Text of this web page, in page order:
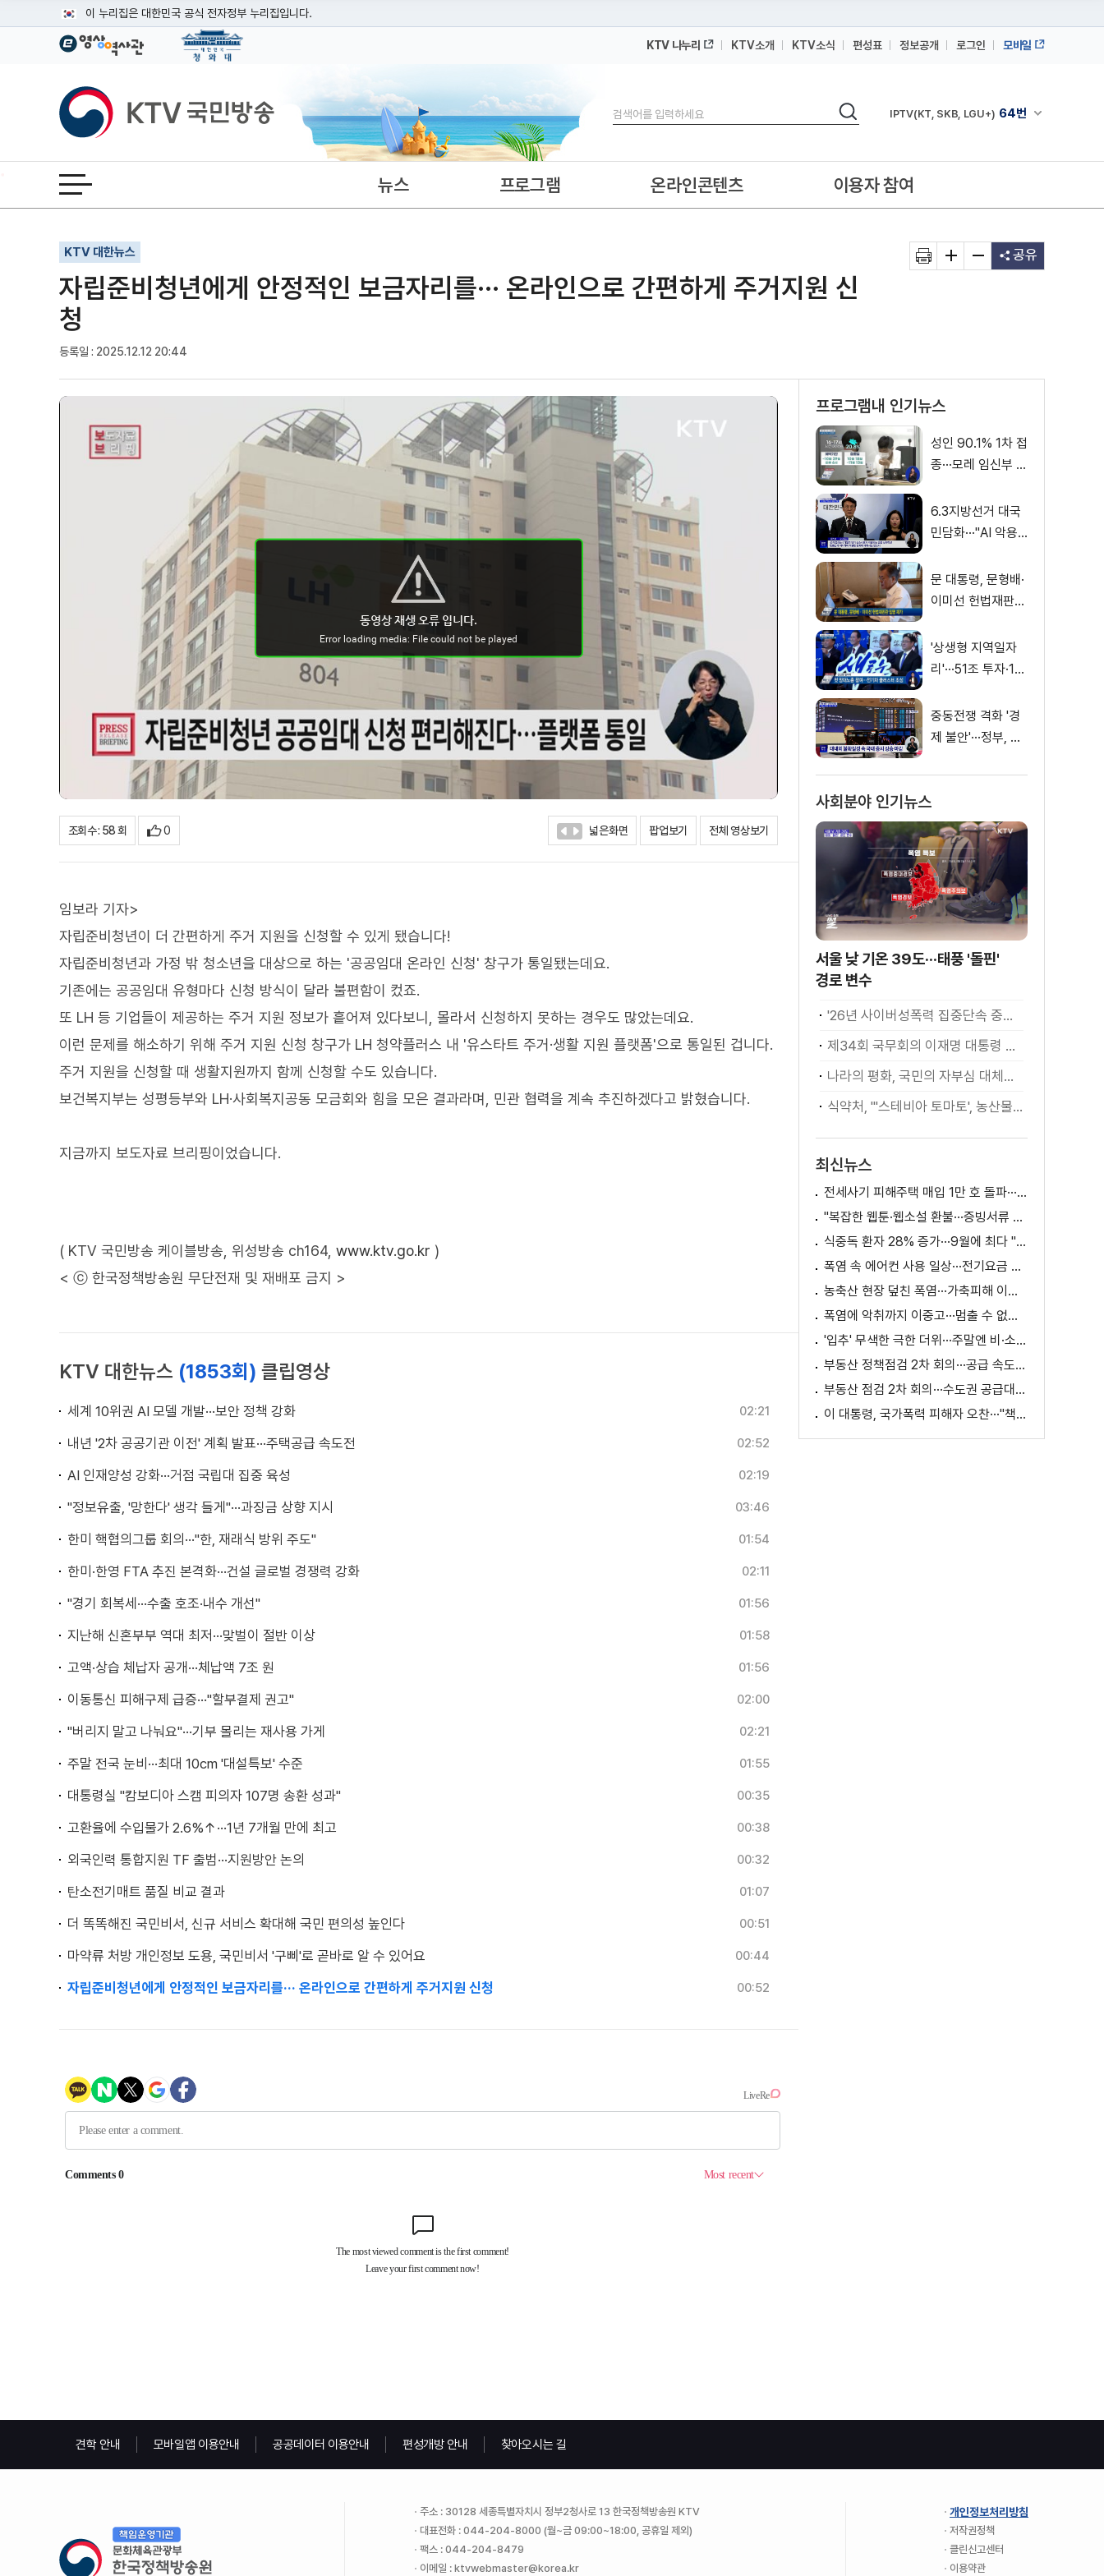
이 누리집은 대한민국 공식 전자정부 누리집입니다.
공식 누리집 주소 확인하기
이밖에 or.kr 또는 .kr등 다른 도메인 주소를 사용하고 있다면 아래 URL에서 도메인 주소를 확인해 보세요
운영중인 공식 누리집보기
KTV 나누리 KTV소개 KTV소식 편성표 정보공개 로그인 모바일
KTV국민방송
검색
검색 채널안내 펼쳐
IPTV(KT, SKB, LGU+) 64번
IPTV(KT, SKB, LGU+)
전체메뉴 열기 뉴스 프로그램 온라인콘텐츠 이용자 참여
KTV 대한뉴스
자립준비청년에게 안정적인 보금자리를··· 온라인으로 간편하게 주거지원 신
청
등록일 : 2025.12.12 20:44
기사인쇄
글자확대
글자축소 공유
조회수 : 58 회 0 넓은화면 팝업보기 전체 영상보기
임보라 기자>
자립준비청년이 더 간편하게 주거 지원을 신청할 수 있게 됐습니다!
자립준비청년과 가정 밖 청소년을 대상으로 하는 '공공임대 온라인 신청' 창구가 통일됐는데요.
기존에는 공공임대 유형마다 신청 방식이 달라 불편함이 컸죠.
또 LH 등 기업들이 제공하는 주거 지원 정보가 흩어져 있다보니, 몰라서 신청하지 못하는 경우도 많았는데요.
이런 문제를 해소하기 위해 주거 지원 신청 창구가 LH 청약플러스 내 '유스타트 주거·생활 지원 플랫폼'으로 통일된 겁니다.
주거 지원을 신청할 때 생활지원까지 함께 신청할 수도 있습니다.
보건복지부는 성평등부와 LH·사회복지공동 모금회와 힘을 모은 결과라며, 민관 협력을 계속 추진하겠다고 밝혔습니다.
지금까지 보도자료 브리핑이었습니다.
( KTV 국민방송 케이블방송, 위성방송 ch164, www.ktv.go.kr )
< ⓒ 한국정책방송원 무단전재 및 재배포 금지 >
KTV 대한뉴스 (1853회) 클립영상
세계 10위권 AI 모델 개발···보안 정책 강화 02:21
내년 '2차 공공기관 이전' 계획 발표···주택공급 속도전 02:52
AI 인재양성 강화···거점 국립대 집중 육성 02:19
"정보유출, '망한다' 생각 들게"···과징금 상향 지시 03:46
한미 핵협의그룹 회의···"한, 재래식 방위 주도" 01:54
한미·한영 FTA 추진 본격화···건설 글로벌 경쟁력 강화 02:11
"경기 회복세···수출 호조·내수 개선" 01:56
지난해 신혼부부 역대 최저···맞벌이 절반 이상 01:58
고액·상습 체납자 공개···체납액 7조 원 01:56
이동통신 피해구제 급증···"할부결제 권고" 02:00
"버리지 말고 나눠요"···기부 몰리는 재사용 가게 02:21
주말 전국 눈비···최대 10cm '대설특보' 수준 01:55
대통령실 "캄보디아 스캠 피의자 107명 송환 성과" 00:35
고환율에 수입물가 2.6%↑···1년 7개월 만에 최고 00:38
외국인력 통합지원 TF 출범···지원방안 논의 00:32
탄소전기매트 품질 비교 결과 01:07
더 똑똑해진 국민비서, 신규 서비스 확대해 국민 편의성 높인다 00:51
마약류 처방 개인정보 도용, 국민비서 '구삐'로 곧바로 알 수 있어요 00:44
자립준비청년에게 안정적인 보금자리를··· 온라인으로 간편하게 주거지원 신청 00:52
프로그램내 인기뉴스
성인 90.1% 1차 접
종···모레 임신부 사
6.3지방선거 대국
민담화···"AI 악용
문 대통령, 문형배·
이미선 헌법재판관
'상생형 지역일자
리'···51조 투자·13
중동전쟁 격화 '경
제 불안'···정부, 금
소화
사회분야 인기뉴스
서울 낮 기온 39도···태풍 '돌핀'
경로 변수
'26년 사이버성폭력 집중단속 중간성과 발표···향후 추진계획은?
제34회 국무회의 이재명 대통령 모두발언
나라의 평화, 국민의 자부심 대체불가 대한민국 이재명 대통령 모두말씀
식약처, "'스테비아 토마토', 농산물 아닌 가공식품"
최신뉴스
전세사기 피해주택 매입 1만 호 돌파···피해 지원 속도
"복잡한 웹툰·웹소설 환불···증빙서류 요구까지"
식중독 환자 28% 증가···9월에 최다 "입추 방심 금물"
폭염 속 에어컨 사용 일상···전기요금 줄이려면?
농축산 현장 덮친 폭염···가축피해 이틀 새 28만 마리↑
폭염에 악취까지 이중고···멈출 수 없는 필수노동
'입추' 무색한 극한 더위···주말엔 비·소나기
부동산 정책점검 2차 회의···공급 속도전 본격화하나
부동산 점검 2차 회의···수도권 공급대책 논의
이 대통령, 국가폭력 피해자 오찬···"책임지고 치유"
견학 안내 모바일앱 이용안내 공공데이터 이용안내 편성개방 안내 찾아오시는 길
주소 : 30128 세종특별자치시 정부2청사로 13 한국정책방송원 KTV
대표전화 : 044-204-8000 (월~금 09:00~18:00, 공휴일 제외)
팩스 : 044-204-8479
이메일 : ktvwebmaster@korea.kr
개인정보처리방침
저작권정책
클린신고센터
이용약관